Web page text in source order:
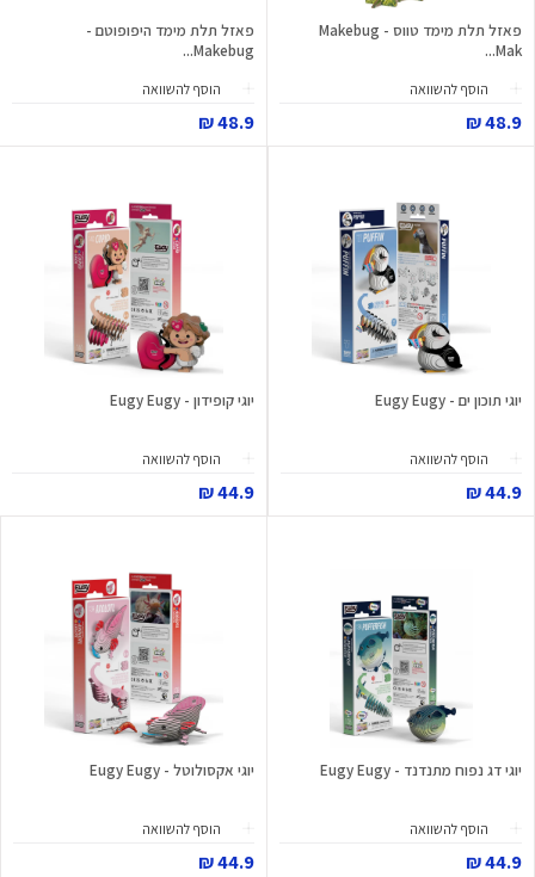
פאזל תלת מימד טווס - Makebug
Mak...
הוסף להשוואה
48.9 ₪
פאזל תלת מימד היפופוטם -
Makebug...
הוסף להשוואה
48.9 ₪
יוגי תוכון ים - Eugy Eugy
הוסף להשוואה
44.9 ₪
יוגי קופידון - Eugy Eugy
הוסף להשוואה
44.9 ₪
יוגי דג נפוח מתנדנד - Eugy Eugy
הוסף להשוואה
44.9 ₪
יוגי אקסולוטל - Eugy Eugy
הוסף להשוואה
44.9 ₪